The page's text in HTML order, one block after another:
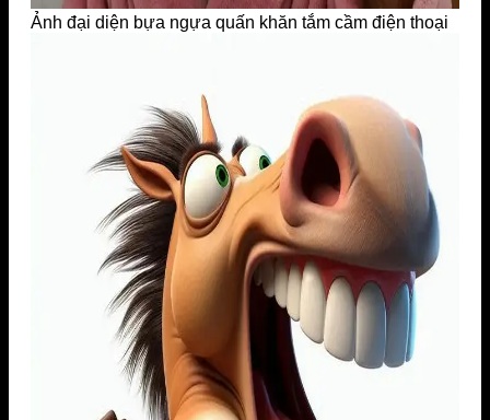
Ảnh đại diện bựa ngựa quấn khăn tắm cầm điện thoại